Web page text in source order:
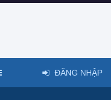
ĐĂNG NHẬP